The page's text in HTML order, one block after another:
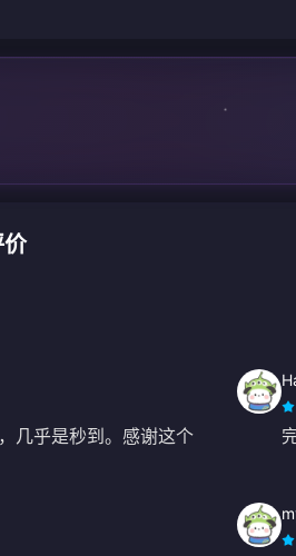
几乎是秒到。感谢这个